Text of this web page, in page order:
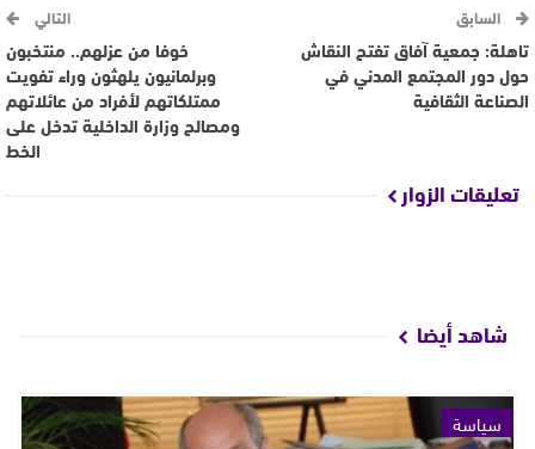
السابق
تاهلة: جمعية آفاق تفتح النقاش
حول دور المجتمع المدني في
الصناعة الثقافية
التالي
خوفا من عزلهم.. منتخبون
وبرلمانيون يلهثون وراء تفويت
ممتلكاتهم لأفراد من عائلاتهم
ومصالح وزارة الداخلية تدخل على
الخط
تعليقات الزوار
شاهد أيضا
سياسة